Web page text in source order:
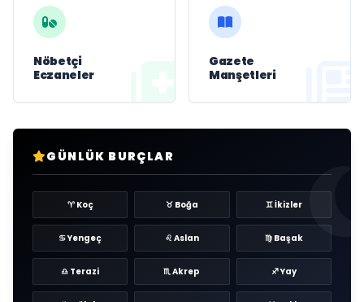
Nöbetçi
Eczaneler
Gazete
Manşetleri
GÜNLÜK BURÇLAR
♈ Koç ♉ Boğa ♊ İkizler
♋ Yengeç ♌ Aslan ♍ Başak
♎ Terazi ♏ Akrep ♐ Yay